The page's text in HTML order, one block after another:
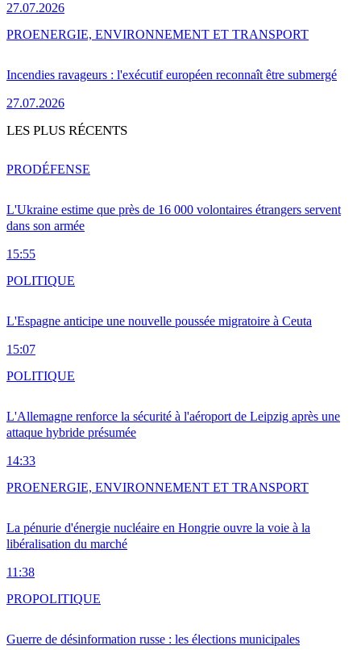
27.07.2026
Incendies ravageurs : l'exécutif européen reconnaît être submergé
27.07.2026
PROENERGIE, ENVIRONNEMENT ET TRANSPORT
LES PLUS RÉCENTS
L'Ukraine estime que près de 16 000 volontaires étrangers servent
dans son armée
15:55
PRODÉFENSE
L'Espagne anticipe une nouvelle poussée migratoire à Ceuta
15:07
POLITIQUE
L'Allemagne renforce la sécurité à l'aéroport de Leipzig après une
attaque hybride présumée
14:33
POLITIQUE
La pénurie d'énergie nucléaire en Hongrie ouvre la voie à la
libéralisation du marché
11:38
PROENERGIE, ENVIRONNEMENT ET TRANSPORT
Guerre de désinformation russe : les élections municipales
PROPOLITIQUE